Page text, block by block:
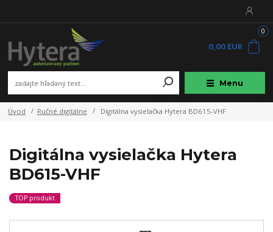
Menu
0
0,00 EUR
Úvod Ručné digitálne Digitálna vysielačka Hytera BD615-VHF
Digitálna vysielačka Hytera
BD615-VHF
TOP produkt